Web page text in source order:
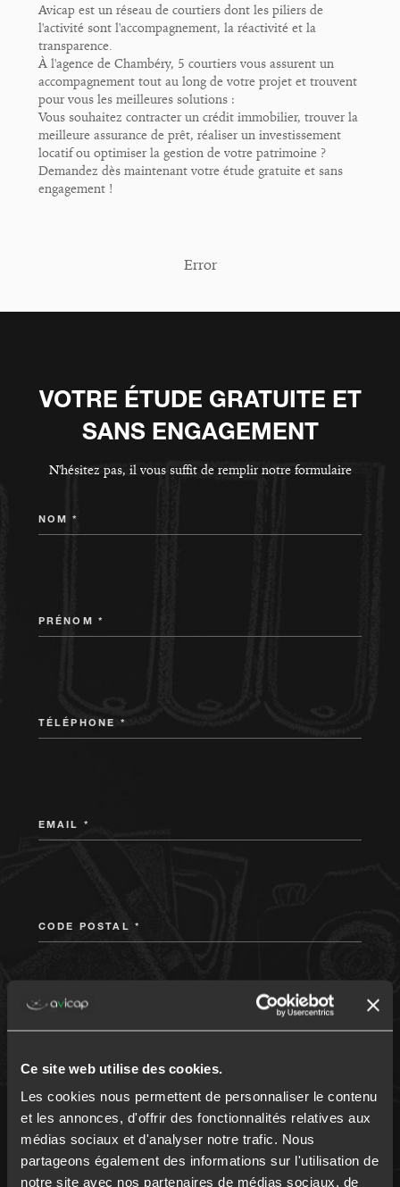
Ce site web utilise des cookies.
Les cookies nous permettent de personnaliser le contenu
et les annonces, d'offrir des fonctionnalités relatives aux
médias sociaux et d'analyser notre trafic. Nous
partageons également des informations sur l'utilisation de
notre site avec nos partenaires de médias sociaux, de
Avicap est un réseau de courtiers dont les piliers de
l'activité sont l'accompagnement, la réactivité et la
transparence.
À l'agence de Chambéry, 5 courtiers vous assurent un
accompagnement tout au long de votre projet et trouvent
pour vous les meilleures solutions :
Vous souhaitez contracter un crédit immobilier, trouver la
meilleure assurance de prêt, réaliser un investissement
locatif ou optimiser la gestion de votre patrimoine ?
Demandez dès maintenant votre étude gratuite et sans
engagement !
Error
VOTRE ÉTUDE GRATUITE ET
SANS ENGAGEMENT
N'hésitez pas, il vous suffit de remplir notre formulaire
NOM *
PRÉNOM *
TÉLÉPHONE *
EMAIL *
CODE POSTAL *
VOTRE PROFESSION
MONTANT DU PRÊT